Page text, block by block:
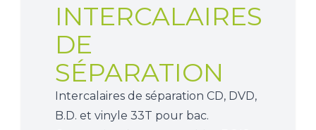
INTERCALAIRES
DE
SÉPARATION
Intercalaires de séparation CD, DVD,
B.D. et vinyle 33T pour bac.